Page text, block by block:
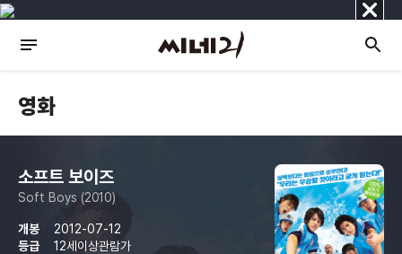
닫
기
영화
소프트 보이즈
Soft Boys (2010)
개봉
2012-07-12
등급
12세이상관람가